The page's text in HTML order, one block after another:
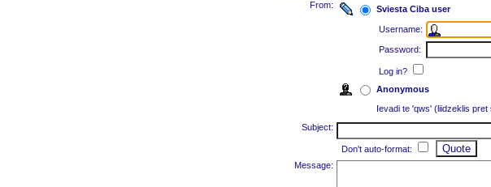
From:
Sviesta Ciba user
Username:
Password:
Log in?
Anonymous
Ievadi te 'qws' (liidzeklis pret
Subject:
Don't auto-format:
Message: